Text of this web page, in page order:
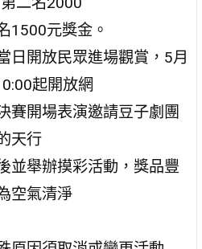
1500元獎金。
日開放民眾進場觀賞，5月
起開放網
賽開場表演邀請豆子劇團
天行
並舉辦摸彩活動，獎品豐
空氣清淨